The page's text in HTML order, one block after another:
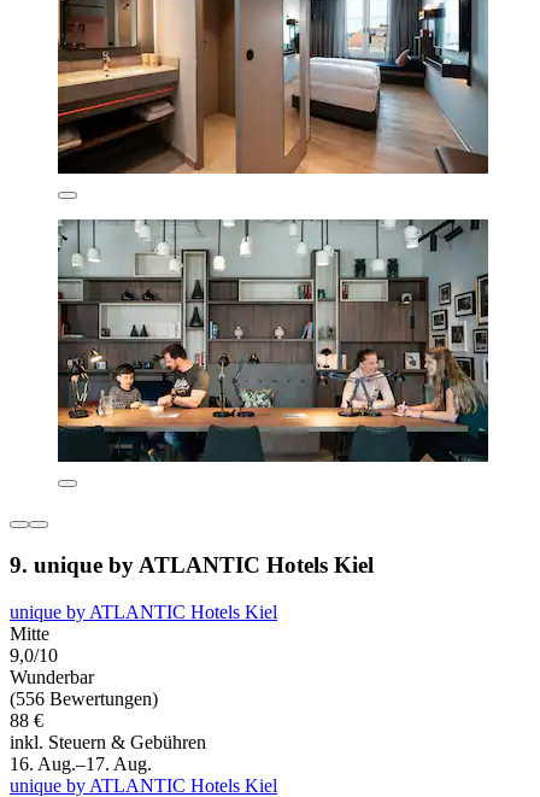
9. unique by ATLANTIC Hotels Kiel
unique by ATLANTIC Hotels Kiel
Mitte
9,0/10
Wunderbar
(556 Bewertungen)
88 €
inkl. Steuern & Gebühren
16. Aug.–17. Aug.
unique by ATLANTIC Hotels Kiel